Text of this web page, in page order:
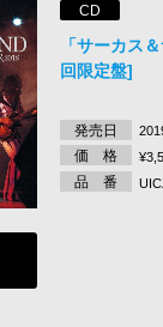
CD
「サーカス
回限定盤]
発売日
価 格
品 番